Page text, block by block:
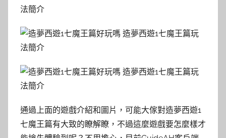
通過上面的遊戲介紹和圖片，可能大傢對造夢西遊1
七魔王篇有大致的瞭解瞭，不過這麼遊戲要怎麼樣才